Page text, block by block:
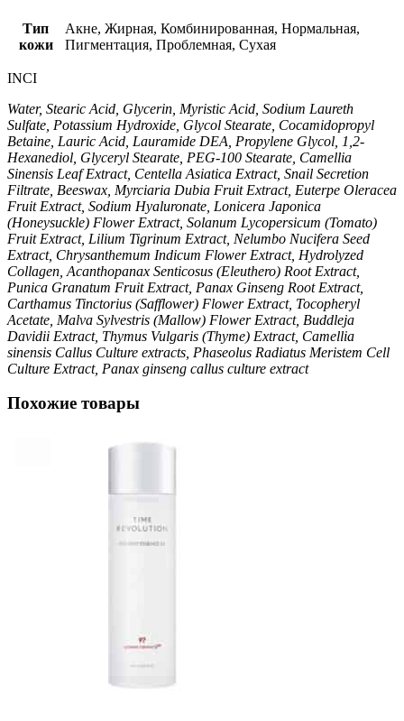
Тип
кожи
Акне, Жирная, Комбинированная, Нормальная,
Пигментация, Проблемная, Сухая
INCI
Water, Stearic Acid, Glycerin, Myristic Acid, Sodium Laureth
Sulfate, Potassium Hydroxide, Glycol Stearate, Cocamidopropyl
Betaine, Lauric Acid, Lauramide DEA, Propylene Glycol, 1,2-
Hexanediol, Glyceryl Stearate, PEG-100 Stearate, Camellia
Sinensis Leaf Extract, Centella Asiatica Extract, Snail Secretion
Filtrate, Beeswax, Myrciaria Dubia Fruit Extract, Euterpe Oleracea
Fruit Extract, Sodium Hyaluronate, Lonicera Japonica
(Honeysuckle) Flower Extract, Solanum Lycopersicum (Tomato)
Fruit Extract, Lilium Tigrinum Extract, Nelumbo Nucifera Seed
Extract, Chrysanthemum Indicum Flower Extract, Hydrolyzed
Collagen, Acanthopanax Senticosus (Eleuthero) Root Extract,
Punica Granatum Fruit Extract, Panax Ginseng Root Extract,
Carthamus Tinctorius (Safflower) Flower Extract, Tocopheryl
Acetate, Malva Sylvestris (Mallow) Flower Extract, Buddleja
Davidii Extract, Thymus Vulgaris (Thyme) Extract, Camellia
sinensis Callus Culture extracts, Phaseolus Radiatus Meristem Cell
Culture Extract, Panax ginseng callus culture extract
Похожие товары